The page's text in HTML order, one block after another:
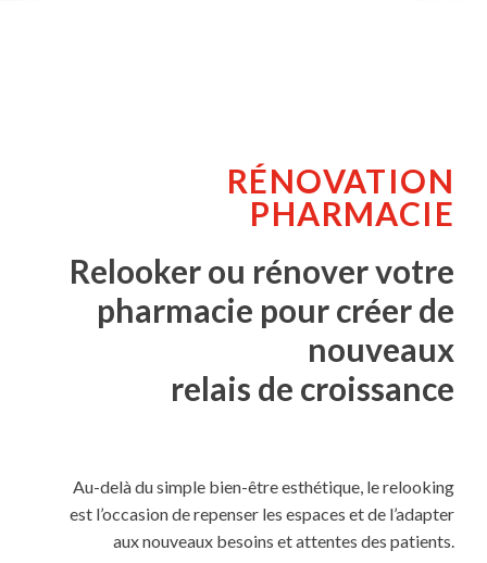
RÉNOVATION
PHARMACIE
Relooker ou rénover votre
pharmacie pour créer de
nouveaux
relais de croissance
Au-delà du simple bien-être esthétique, le relooking
est l’occasion de repenser les espaces et de l’adapter
aux nouveaux besoins et attentes des patients.